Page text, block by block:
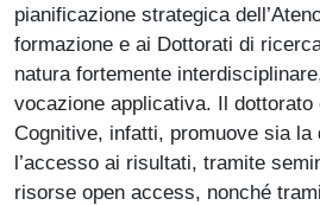
pianificazione strategica
formazione e ai Dottorati di
natura fortemente
vocazione applicativa. Il
Cognitive, infatti, promuove sia la
l’accesso ai risultati, tramite
risorse open access, nonché